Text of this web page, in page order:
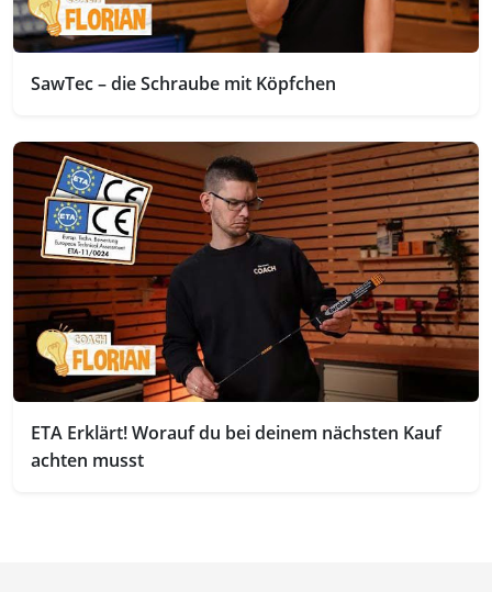
SawTec – die Schraube mit Köpfchen
ETA Erklärt! Worauf du bei deinem nächsten Kauf
achten musst